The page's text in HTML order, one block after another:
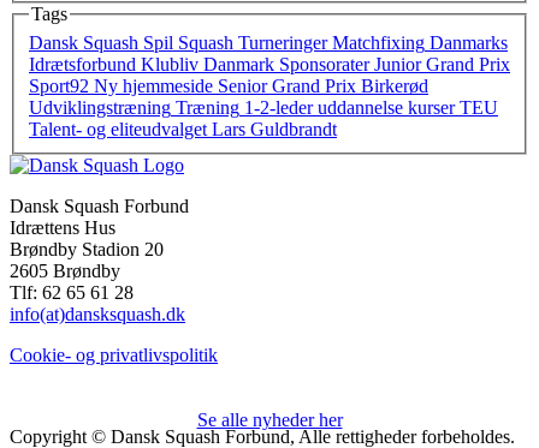
Tags
Dansk Squash Spil Squash Turneringer Matchfixing Danmarks
Idrætsforbund Klubliv Danmark Sponsorater Junior Grand Prix
Sport92 Ny hjemmeside Senior Grand Prix Birkerød
Udviklingstræning Træning 1-2-leder uddannelse kurser TEU
Talent- og eliteudvalget Lars Guldbrandt
Dansk Squash Forbund
Idrættens Hus
Brøndby Stadion 20
2605 Brøndby
Tlf: 62 65 61 28
info(at)dansksquash.dk
Cookie- og privatlivspolitik
Se alle nyheder her
Copyright © Dansk Squash Forbund, Alle rettigheder forbeholdes.